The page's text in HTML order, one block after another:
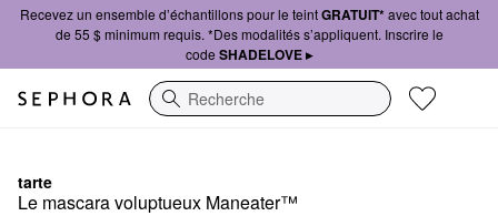
Recevez un ensemble d’échantillons pour le teintGRATUIT*avec tout achat
de 55 $ minimum requis. *Des modalités s’appliquent. Inscrire le
code SHADELOVE ▸
Recherche
tarte
Le mascara voluptueux Maneater™